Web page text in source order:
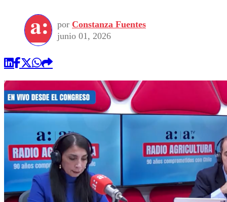
Torneo Internacional
Torneo Nacional
Internacional
Nacional
Programas
Comercial
por Constanza Fuentes
junio 01, 2026